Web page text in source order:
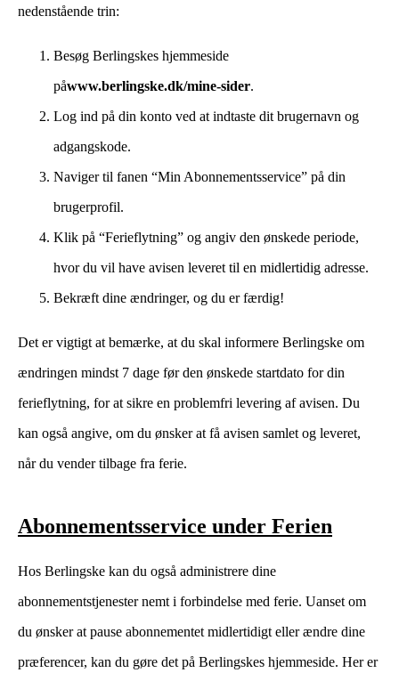
nedenstående trin:
Besøg Berlingskes hjemmeside
påwww.berlingske.dk/mine-sider.
Log ind på din konto ved at indtaste dit brugernavn og
adgangskode.
Naviger til fanen “Min Abonnementsservice” på din
brugerprofil.
Klik på “Ferieflytning” og angiv den ønskede periode,
hvor du vil have avisen leveret til en midlertidig adresse.
Bekræft dine ændringer, og du er færdig!
Det er vigtigt at bemærke, at du skal informere Berlingske om
ændringen mindst 7 dage før den ønskede startdato for din
ferieflytning, for at sikre en problemfri levering af avisen. Du
kan også angive, om du ønsker at få avisen samlet og leveret,
når du vender tilbage fra ferie.
Abonnementsservice under Ferien
Hos Berlingske kan du også administrere dine
abonnementstjenester nemt i forbindelse med ferie. Uanset om
du ønsker at pause abonnementet midlertidigt eller ændre dine
præferencer, kan du gøre det på Berlingskes hjemmeside. Her er